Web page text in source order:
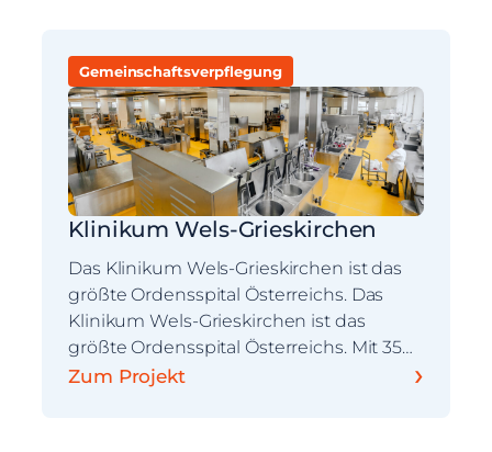
Gemeinschaftsverpflegung
Klinikum Wels-Grieskirchen
Das Klinikum Wels-Grieskirchen ist das
größte Ordensspital Österreichs. Das
Klinikum Wels-Grieskirchen ist das
größte Ordensspital Österreichs. Mit 35…
Zum Projekt ›